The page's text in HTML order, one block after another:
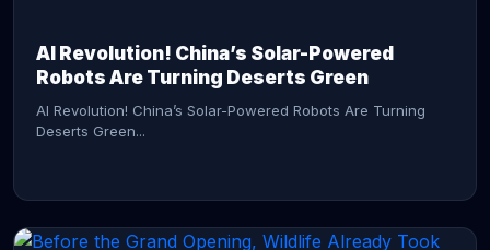
AI Revolution! China’s Solar-Powered
Robots Are Turning Deserts Green
AI Revolution! China’s Solar-Powered Robots Are Turning
Deserts Green...